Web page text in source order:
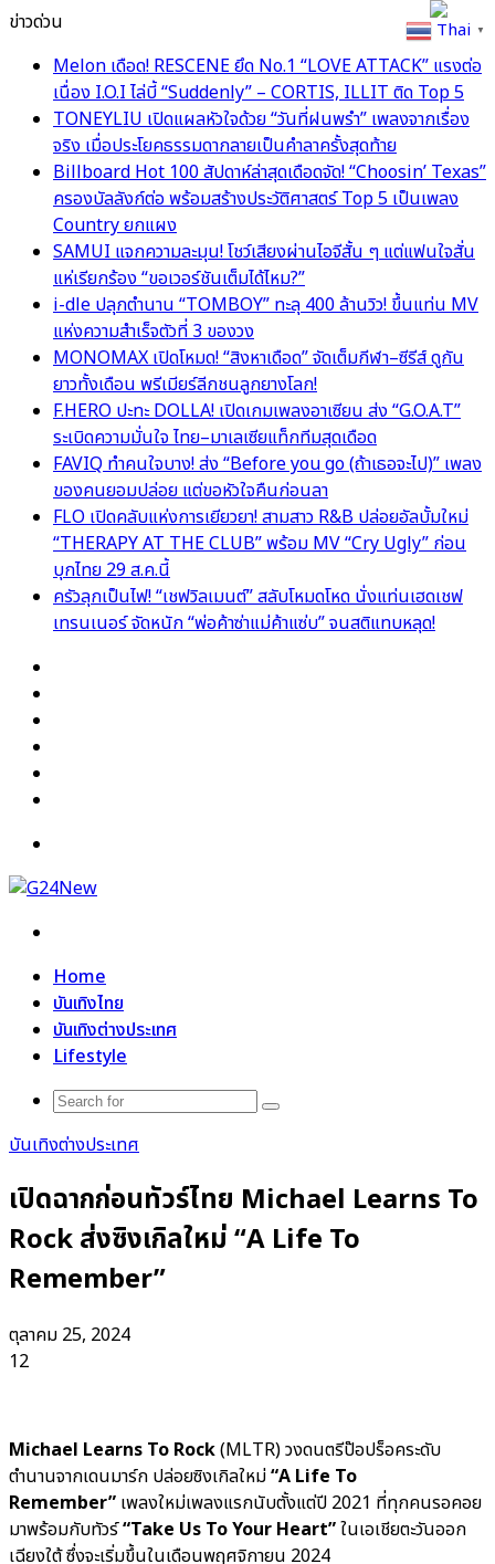
ข่าวด่วน
Melon เดือด! RESCENE ยึด No.1 “LOVE ATTACK” แรงต่อ
เนื่อง I.O.I ไล่บี้ “Suddenly” – CORTIS, ILLIT ติด Top 5
TONEYLIU เปิดแผลหัวใจด้วย “วันที่ฝนพรำ” เพลงจากเรื่อง
จริง เมื่อประโยคธรรมดากลายเป็นคำลาครั้งสุดท้าย
Billboard Hot 100 สัปดาห์ล่าสุดเดือดจัด! “Choosin’ Texas”
ครองบัลลังก์ต่อ พร้อมสร้างประวัติศาสตร์ Top 5 เป็นเพลง
Country ยกแผง
SAMUI แจกความละมุน! โชว์เสียงผ่านไอจีสั้น ๆ แต่แฟนใจสั่น
แห่เรียกร้อง “ขอเวอร์ชันเต็มได้ไหม?”
i-dle ปลุกตำนาน “TOMBOY” ทะลุ 400 ล้านวิว! ขึ้นแท่น MV
แห่งความสำเร็จตัวที่ 3 ของวง
MONOMAX เปิดโหมด! “สิงหาเดือด” จัดเต็มกีฬา–ซีรีส์ ดูกัน
ยาวทั้งเดือน พรีเมียร์ลีกชนลูกยางโลก!
F.HERO ปะทะ DOLLA! เปิดเกมเพลงอาเซียน ส่ง “G.O.A.T”
ระเบิดความมั่นใจ ไทย–มาเลเซียแท็กทีมสุดเดือด
FAVIQ ทำคนใจบาง! ส่ง “Before you go (ถ้าเธอจะไป)” เพลง
ของคนยอมปล่อย แต่ขอหัวใจคืนก่อนลา
FLO เปิดคลับแห่งการเยียวยา! สามสาว R&B ปล่อยอัลบั้มใหม่
“THERAPY AT THE CLUB” พร้อม MV “Cry Ugly” ก่อน
บุกไทย 29 ส.ค.นี้
ครัวลุกเป็นไฟ! “เชฟวิลเมนต์” สลับโหมดโหด นั่งแท่นเฮดเชฟ
เทรนเนอร์ จัดหนัก “พ่อค้าซ่าแม่ค้าแซ่บ” จนสติแทบหลุด!
Home
บันเทิงไทย
บันเทิงต่างประเทศ
Lifestyle
Search
บันเทิงต่างประเทศ
เปิดฉากก่อนทัวร์ไทย Michael Learns To
Rock ส่งซิงเกิลใหม่ “A Life To
Remember”
ตุลาคม 25, 2024
12
Michael Learns To Rock(MLTR) วงดนตรีป๊อปร็อคระดับ
ตำนานจากเดนมาร์ก ปล่อยซิงเกิลใหม่“A Life To
Remember” เพลงใหม่เพลงแรกนับตั้งแต่ปี 2021 ที่ทุกคนรอคอย
มาพร้อมกับทัวร์“Take Us To Your Heart”ในเอเชียตะวันออก
เฉียงใต้ ซึ่งจะเริ่มขึ้นในเดือนพฤศจิกายน 2024
Thai ▼